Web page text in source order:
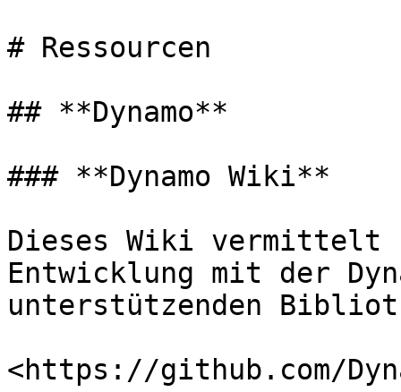
# Ressourcen
## **Dynamo**
### **Dynamo Wiki**
Dieses Wiki vermittelt
Entwicklung mit der
unterstützenden
<https://github.com/